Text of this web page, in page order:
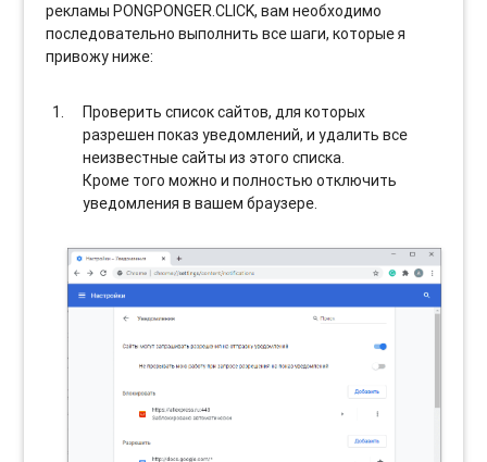
рекламы PONGPONGER.CLICK, вам необходимо
последовательно выполнить все шаги, которые я
привожу ниже:
Проверить список сайтов, для которых
разрешен показ уведомлений, и удалить все
неизвестные сайты из этого списка.
Кроме того можно и полностью отключить
уведомления в вашем браузере.